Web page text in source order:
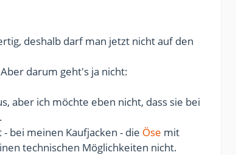
deshalb darf man jetzt nicht auf den
darum geht's ja nicht:
aber ich möchte eben nicht, dass sie bei
bei meinen Kaufjacken - die Öse mit
technischen Möglichkeiten nicht.